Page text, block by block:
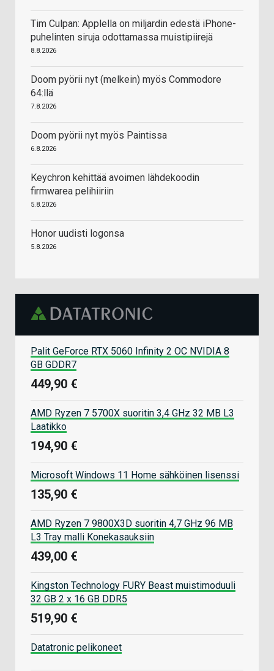
Tim Culpan: Applella on miljardin edestä iPhone-
puhelinten siruja odottamassa muistipiirejä
8.8.2026
Doom pyörii nyt (melkein) myös Commodore
64:llä
7.8.2026
Doom pyörii nyt myös Paintissa
6.8.2026
Keychron kehittää avoimen lähdekoodin
firmwarea pelihiiriin
5.8.2026
Honor uudisti logonsa
5.8.2026
Palit GeForce RTX 5060 Infinity 2 OC NVIDIA 8
GB GDDR7
449,90 €
AMD Ryzen 7 5700X suoritin 3,4 GHz 32 MB L3
Laatikko
194,90 €
Microsoft Windows 11 Home sähköinen lisenssi
135,90 €
AMD Ryzen 7 9800X3D suoritin 4,7 GHz 96 MB
L3 Tray malli Konekasauksiin
439,00 €
Kingston Technology FURY Beast muistimoduuli
32 GB 2 x 16 GB DDR5
519,90 €
Datatronic pelikoneet